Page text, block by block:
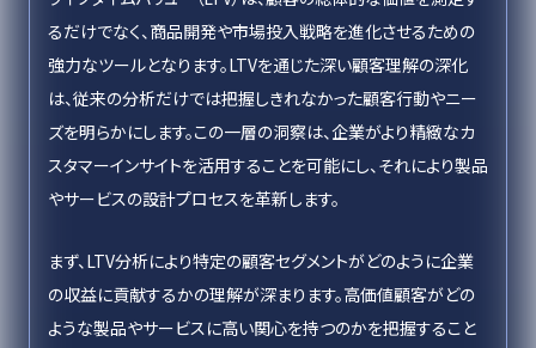
るだけでなく、商品開発や市場投入戦略を進化させるための
強力なツールとなります。LTVを通じた深い顧客理解の深化
は、従来の分析だけでは把握しきれなかった顧客行動やニー
ズを明らかにします。この一層の洞察は、企業がより精緻なカ
スタマーインサイトを活用することを可能にし、それにより製品
やサービスの設計プロセスを革新します。
まず、LTV分析により特定の顧客セグメントがどのように企業
の収益に貢献するかの理解が深まります。高価値顧客がどの
ような製品やサービスに高い関心を持つのかを把握すること